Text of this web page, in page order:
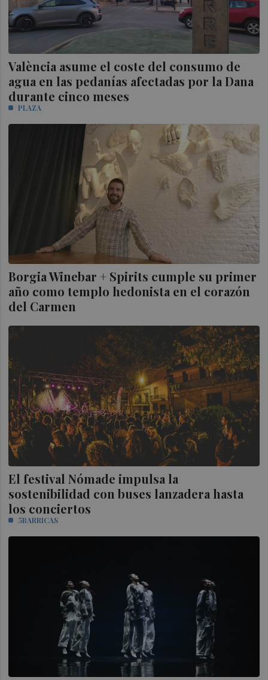
València asume el coste del consumo de
agua en las pedanías afectadas por la Dana
durante cinco meses
PLAZA
Borgia Winebar + Spirits cumple su primer
año como templo hedonista en el corazón
del Carmen
El festival Nómade impulsa la
sostenibilidad con buses lanzadera hasta
los conciertos
5BARRICAS